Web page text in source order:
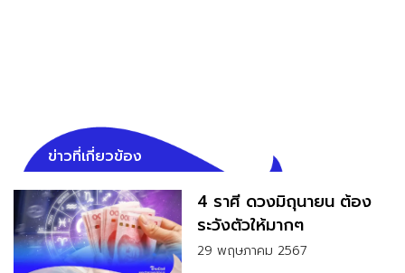
ข่าวที่เกี่ยวข้อง
4 ราศี ดวงมิถุนายน ต้อง
ระวังตัวให้มากๆ
29 พฤษภาคม 2567